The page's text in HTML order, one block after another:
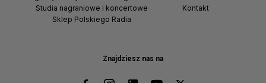
Znajdziesz nas na
Studia nagraniowe i koncertowe
Sklep Polskiego Radia
Kontakt